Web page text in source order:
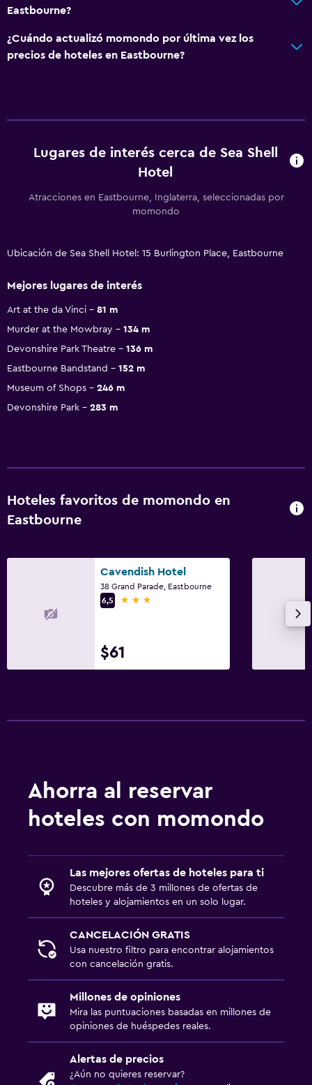
Eastbourne?
¿Cuándo actualizó momondo por última vez los
precios de hoteles en Eastbourne?
Lugares de interés cerca de Sea Shell
Hotel
Atracciones en Eastbourne, Inglaterra, seleccionadas por
momondo
Ubicación de Sea Shell Hotel: 15 Burlington Place, Eastbourne
Mejores lugares de interés
Art at the da Vinci
81 m
Murder at the Mowbray
134 m
Devonshire Park Theatre
136 m
Eastbourne Bandstand
152 m
Museum of Shops
246 m
Devonshire Park
283 m
Hoteles favoritos de momondo en
Eastbourne
Cavendish Hotel
38 Grand Parade, Eastbourne
6,5
3 estrellas
$61
Ahorra al reservar
hoteles con momondo
Las mejores ofertas de hoteles para ti
Descubre más de 3 millones de ofertas de
hoteles y alojamientos en un solo lugar.
CANCELACIÓN GRATIS
Usa nuestro filtro para encontrar alojamientos
con cancelación gratis.
Millones de opiniones
Mira las puntuaciones basadas en millones de
opiniones de huéspedes reales.
Alertas de precios
¿Aún no quieres reservar?